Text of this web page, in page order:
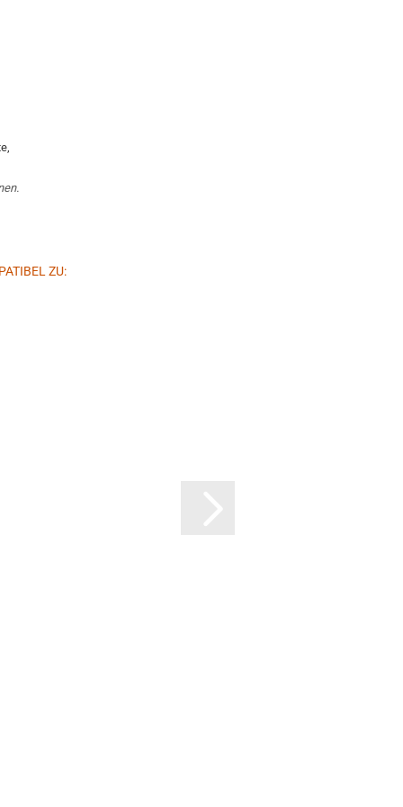
ZU: